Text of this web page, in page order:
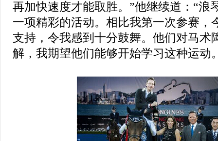
再加快速度才能取胜。”他继续道：“浪
一项精彩的活动。相比我第一次参赛，
支持，令我感到十分鼓舞。他们对马术
解，我期望他们能够开始学习这种运动